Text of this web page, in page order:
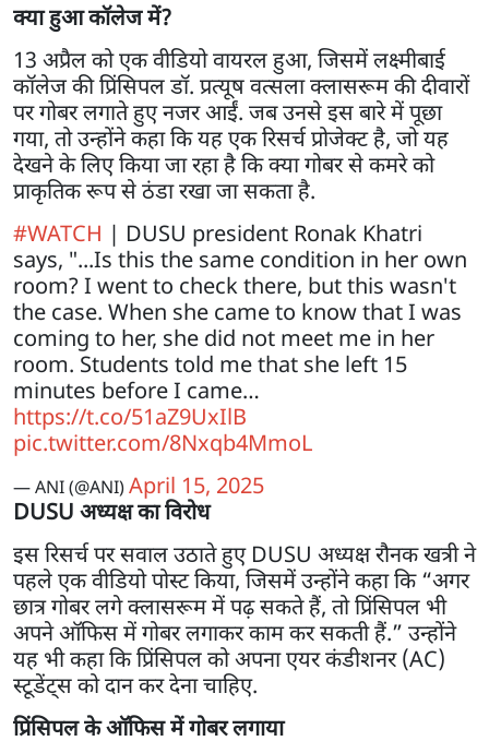
क्या हुआ कॉलेज में?
13 अप्रैल को एक वीडियो वायरल हुआ, जिसमें लक्ष्मीबाई
कॉलेज की प्रिंसिपल डॉ. प्रत्यूष वत्सला क्लासरूम की दीवारों
पर गोबर लगाते हुए नजर आईं. जब उनसे इस बारे में पूछा
गया, तो उन्होंने कहा कि यह एक रिसर्च प्रोजेक्ट है, जो यह
देखने के लिए किया जा रहा है कि क्या गोबर से कमरे को
प्राकृतिक रूप से ठंडा रखा जा सकता है.
#WATCH | DUSU president Ronak Khatri
says, "...Is this the same condition in her own
room? I went to check there, but this wasn't
the case. When she came to know that I was
coming to her, she did not meet me in her
room. Students told me that she left 15
minutes before I came…
https://t.co/51aZ9UxIlB
pic.twitter.com/8Nxqb4MmoL
— ANI (@ANI)April 15, 2025
DUSU अध्यक्ष का विरोध
इस रिसर्च पर सवाल उठाते हुए DUSU अध्यक्ष रौनक खत्री ने
पहले एक वीडियो पोस्ट किया, जिसमें उन्होंने कहा कि “अगर
छात्र गोबर लगे क्लासरूम में पढ़ सकते हैं, तो प्रिंसिपल भी
अपने ऑफिस में गोबर लगाकर काम कर सकती हैं.” उन्होंने
यह भी कहा कि प्रिंसिपल को अपना एयर कंडीशनर (AC)
स्टूडेंट्स को दान कर देना चाहिए.
प्रिंसिपल के ऑफिस में गोबर लगाया